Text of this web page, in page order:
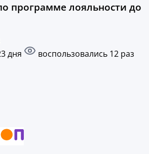
программе лояльности до
дня
воспользовались 12 раз